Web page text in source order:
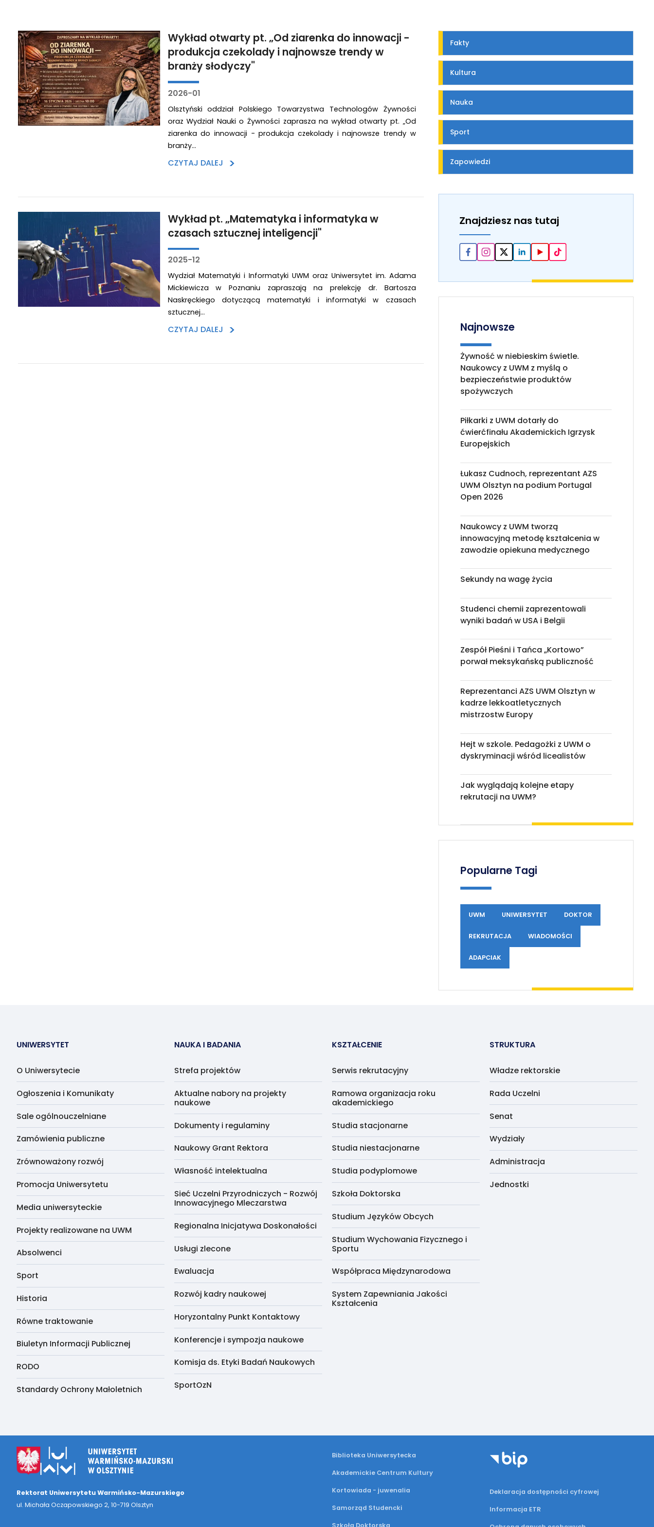
Wykład otwarty pt. „Od ziarenka do innowacji -
produkcja czekolady i najnowsze trendy w
branży słodyczy"
2026-01
Olsztyński oddział Polskiego Towarzystwa Technologów Żywności
oraz Wydział Nauki o Żywności zaprasza na wykład otwarty pt. „Od
ziarenka do innowacji - produkcja czekolady i najnowsze trendy w
branży…
CZYTAJ DALEJ >
Wykład pt. „Matematyka i informatyka w
czasach sztucznej inteligencji"
2025-12
Wydział Matematyki i Informatyki UWM oraz Uniwersytet im. Adama
Mickiewicza w Poznaniu zapraszają na prelekcję dr. Bartosza
Naskręckiego dotyczącą matematyki i informatyki w czasach
sztucznej…
CZYTAJ DALEJ >
Fakty
Kultura
Nauka
Sport
Zapowiedzi
Znajdziesz nas tutaj
Najnowsze
Żywność w niebieskim świetle.
Naukowcy z UWM z myślą o
bezpieczeństwie produktów
spożywczych
Piłkarki z UWM dotarły do
ćwierćfinału Akademickich Igrzysk
Europejskich
Łukasz Cudnoch, reprezentant AZS
UWM Olsztyn na podium Portugal
Open 2026
Naukowcy z UWM tworzą
innowacyjną metodę kształcenia w
zawodzie opiekuna medycznego
Sekundy na wagę życia
Studenci chemii zaprezentowali
wyniki badań w USA i Belgii
Zespół Pieśni i Tańca „Kortowo”
porwał meksykańską publiczność
Reprezentanci AZS UWM Olsztyn w
kadrze lekkoatletycznych
mistrzostw Europy
Hejt w szkole. Pedagożki z UWM o
dyskryminacji wśród licealistów
Jak wyglądają kolejne etapy
rekrutacji na UWM?
Popularne Tagi
UWM UNIWERSYTET DOKTOR
REKRUTACJA WIADOMOŚCI
ADAPCIAK
UNIWERSYTET
O Uniwersytecie
Ogłoszenia i Komunikaty
Sale ogólnouczelniane
Zamówienia publiczne
Zrównoważony rozwój
Promocja Uniwersytetu
Media uniwersyteckie
Projekty realizowane na UWM
Absolwenci
Sport
Historia
Równe traktowanie
Biuletyn Informacji Publicznej
RODO
Standardy Ochrony Małoletnich
NAUKA I BADANIA
Strefa projektów
Aktualne nabory na projekty
naukowe
Dokumenty i regulaminy
Naukowy Grant Rektora
Własność intelektualna
Sieć Uczelni Przyrodniczych - Rozwój
Innowacyjnego Mleczarstwa
Regionalna Inicjatywa Doskonałości
Usługi zlecone
Ewaluacja
Rozwój kadry naukowej
Horyzontalny Punkt Kontaktowy
Konferencje i sympozja naukowe
Komisja ds. Etyki Badań Naukowych
SportOzN
KSZTAŁCENIE
Serwis rekrutacyjny
Ramowa organizacja roku
akademickiego
Studia stacjonarne
Studia niestacjonarne
Studia podyplomowe
Szkoła Doktorska
Studium Języków Obcych
Studium Wychowania Fizycznego i
Sportu
Współpraca Międzynarodowa
System Zapewniania Jakości
Kształcenia
STRUKTURA
Władze rektorskie
Rada Uczelni
Senat
Wydziały
Administracja
Jednostki
Rektorat Uniwersytetu Warmińsko-Mazurskiego
ul. Michała Oczapowskiego 2, 10-719 Olsztyn
Biblioteka Uniwersytecka
Akademickie Centrum Kultury
Kortowiada - juwenalia
Samorząd Studencki
Szkoła Doktorska
Deklaracja dostępności cyfrowej
Informacja ETR